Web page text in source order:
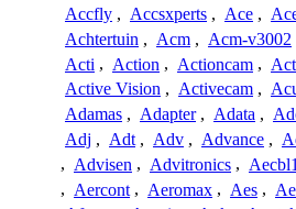
Accfly , Accsxperts , Ace ,
Achtertuin , Acm , Acm-v3002
Acti , Action , Actioncam ,
Active Vision , Activecam ,
Adamas , Adapter , Adata ,
Adj , Adt , Adv , Advance ,
, Advisen , Advitronics , Aecbl1
, Aercont , Aeromax , Aes ,